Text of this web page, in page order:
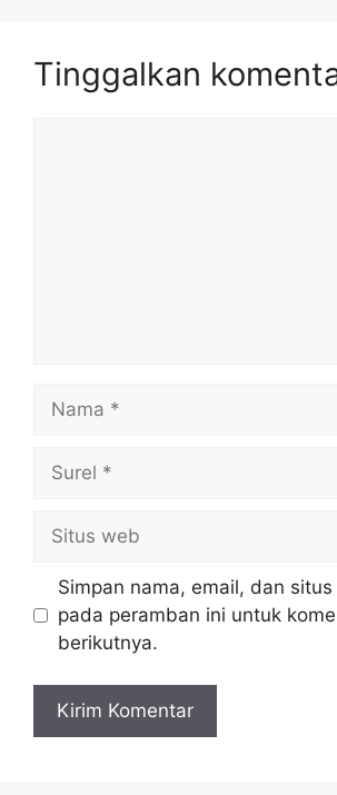
Tinggalkan
web
Simpan nama, email, dan
pada peramban ini untuk
berikutnya.